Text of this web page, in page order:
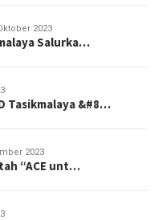
2023
Salurka…
Tasikmalaya &#8…
2023
“ACE unt…